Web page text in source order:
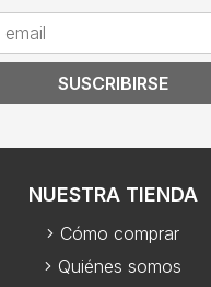
SUSCRIBIRSE
NUESTRA TIENDA
Cómo comprar
Quiénes somos